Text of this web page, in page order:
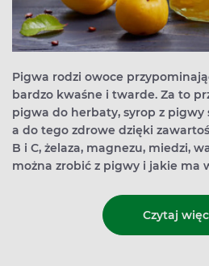
Pigwa rodzi owoce
bardzo kwaśne i twarde. Za to
pigwa do herbaty, syrop z pigwy
a do tego zdrowe dzięki
B i C, żelaza, magnezu, miedzi,
można zrobić z pigwy i jakie ma
Czytaj